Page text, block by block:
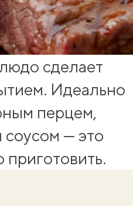
сделает
Идеально
перцем,
— это